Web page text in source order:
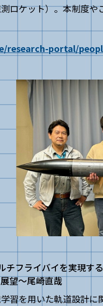
ロケット）。本制度
research-portal/
チフライバイを実現
望〜尾崎直哉
習を用いた軌道設計